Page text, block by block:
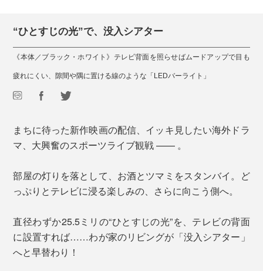
“ひとすじの光”で、没入シアター
《本体／ブラック・ホワイト》テレビ背面を照らせばムードアップで目も
疲れにくい、隙間や隅に置ける線のような「LEDバーライト」
まちに待った新作映画の配信、イッキ見したい海外ドラ
マ、大興奮のスポーツライブ観戦 —— 。
部屋の灯りを落として、お酒とツマミをスタンバイ。ど
っぷりとテレビに浸る楽しみの、さらに向こう側へ。
直径わずか25.5ミリの“ひとすじの光”を、テレビの背面
に設置すれば……わが家のリビングが「没入シアター」
へと早替わり！